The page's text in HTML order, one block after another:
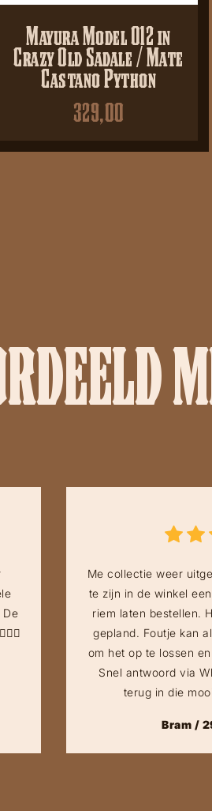
Mayura Model 012 in
Crazy Old Sadale / Mate
Castano Python
329,00
De
Me collectie weer
te zijn in de winkel
riem laten bestellen.
gepland. Foutje kan
om het op te lossen
Snel antwoord via
terug in die
Bram /